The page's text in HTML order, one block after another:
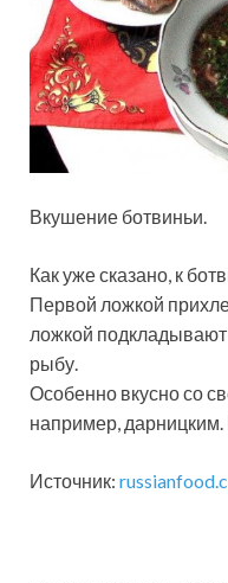
Вкушение ботвиньи.
Как уже сказано, к
Первой ложкой
ложкой
рыбу.
Особенно вкусно со
например,
Источник: